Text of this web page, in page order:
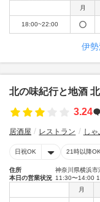
月
18:00~22:00
伊
北の味紀行と地酒
3.24
居酒屋 レストラン し
日祝OK 21時以降OK
住所
神奈川県横浜市
本日の営業状況 11:30〜14:00
月